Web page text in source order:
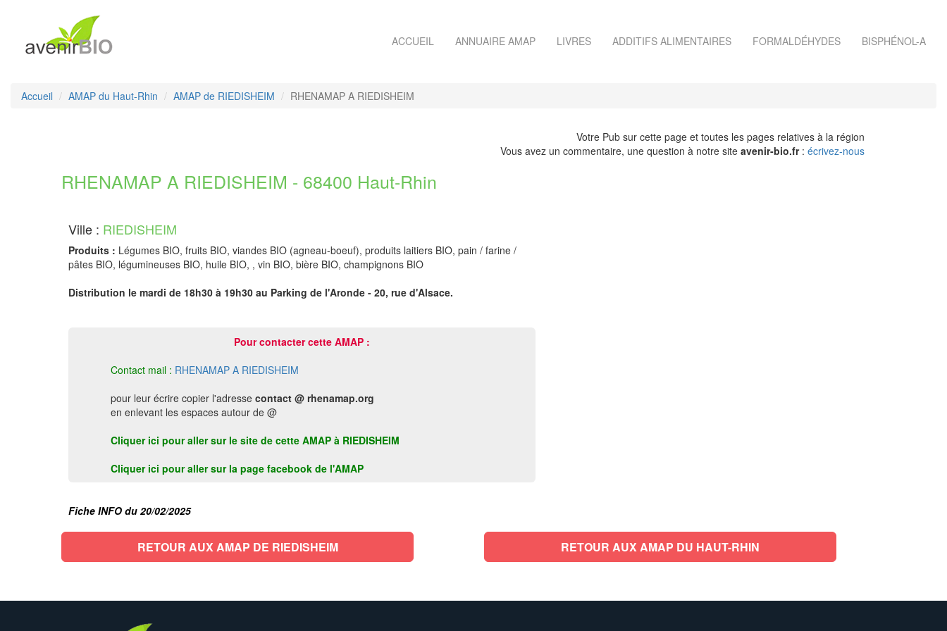
ACCUEIL ANNUAIRE AMAP LIVRES ADDITIFS ALIMENTAIRES FORMALDÉHYDES BISPHÉNOL-A
Accueil AMAP du Haut-Rhin AMAP de RIEDISHEIM RHENAMAP A RIEDISHEIM
Votre Pub sur cette page et toutes les pages relatives à la région
Vous avez un commentaire, une question à notre site avenir-bio.fr: écrivez-nous
RHENAMAP A RIEDISHEIM - 68400 Haut-Rhin
Ville : RIEDISHEIM
Produits : Légumes BIO, fruits BIO, viandes BIO (agneau-boeuf), produits laitiers BIO, pain / farine /
pâtes BIO, légumineuses BIO, huile BIO, , vin BIO, bière BIO, champignons BIO
Distribution le mardi de 18h30 à 19h30 au Parking de l'Aronde - 20, rue d'Alsace.
Pour contacter cette AMAP :
Contact mail : RHENAMAP A RIEDISHEIM
pour leur écrire copier l'adresse contact @ rhenamap.org
en enlevant les espaces autour de @
Cliquer ici pour aller sur le site de cette AMAP à RIEDISHEIM
Cliquer ici pour aller sur la page facebook de l'AMAP
Fiche INFO du 20/02/2025
RETOUR AUX AMAP DE RIEDISHEIM RETOUR AUX AMAP DU HAUT-RHIN